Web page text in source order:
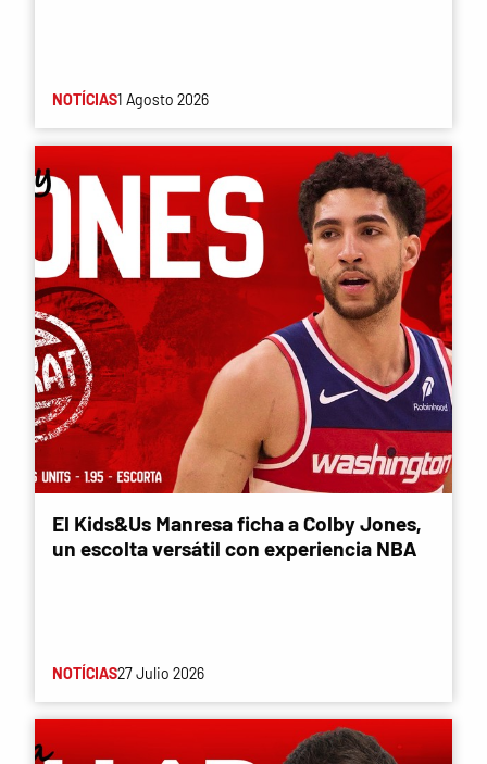
NOTÍCIAS1 Agosto 2026
El Kids&Us Manresa ficha a Colby Jones,
un escolta versátil con experiencia NBA
NOTÍCIAS27 Julio 2026